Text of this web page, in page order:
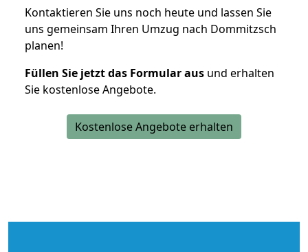
Kontaktieren Sie uns noch heute und lassen Sie
uns gemeinsam Ihren Umzug nach Dommitzsch
planen!
Füllen Sie jetzt das Formular aus und erhalten
Sie kostenlose Angebote.
Kostenlose Angebote erhalten